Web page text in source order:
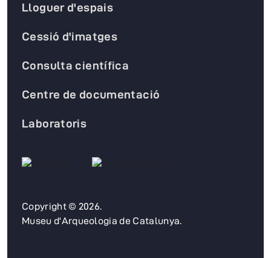
Copyright © 2026.
Museu d'Arqueologia de Catalunya.
Lloguer d'espais
Cessió d'imatges
Consulta científica
Centre de documentació
Laboratoris